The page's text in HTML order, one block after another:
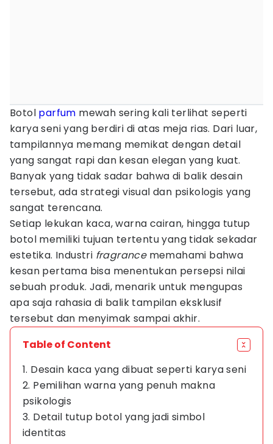
Botol parfum mewah sering kali terlihat seperti
karya seni yang berdiri di atas meja rias. Dari luar,
tampilannya memang memikat dengan detail
yang sangat rapi dan kesan elegan yang kuat.
Banyak yang tidak sadar bahwa di balik desain
tersebut, ada strategi visual dan psikologis yang
sangat terencana.
Setiap lekukan kaca, warna cairan, hingga tutup
botol memiliki tujuan tertentu yang tidak sekadar
estetika. Industri fragrancememahami bahwa
kesan pertama bisa menentukan persepsi nilai
sebuah produk. Jadi, menarik untuk mengupas
apa saja rahasia di balik tampilan eksklusif
tersebut dan menyimak sampai akhir.
Table of Content
1. Desain kaca yang dibuat seperti karya seni
2. Pemilihan warna yang penuh makna
psikologis
3. Detail tutup botol yang jadi simbol
identitas